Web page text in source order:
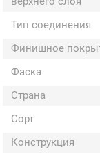
Тип соединения
Финишное
Фаска
Страна
Сорт
Конструкция